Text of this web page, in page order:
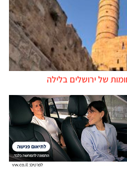
של ירושלים בלילה